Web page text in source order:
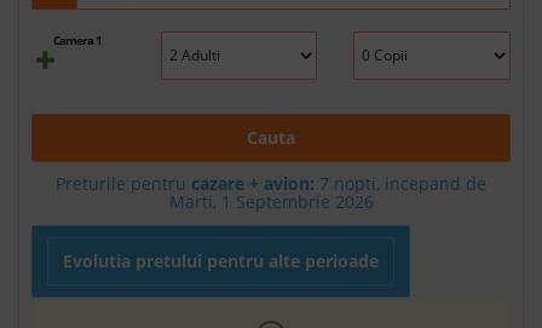
Camera 1
Cauta
Preturile pentru cazare + avion: 7 nopti, incepand de
Marti, 1 Septembrie 2026
Evolutia pretului pentru alte perioade